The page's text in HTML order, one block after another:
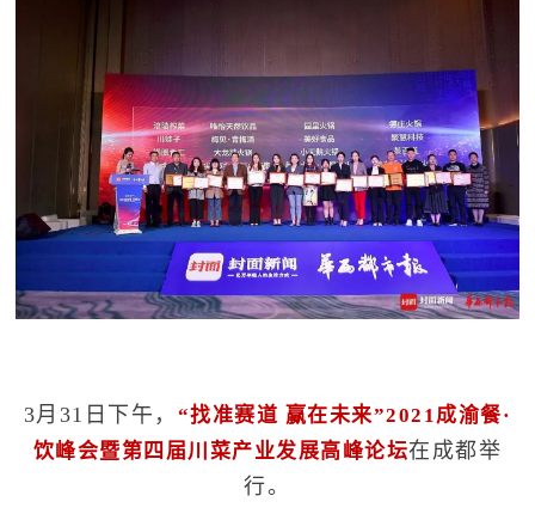
3月31日下午， “找准赛道 赢在未来”2021成渝餐·
饮峰会暨第四届川菜产业发展高峰论坛在成都举
行。